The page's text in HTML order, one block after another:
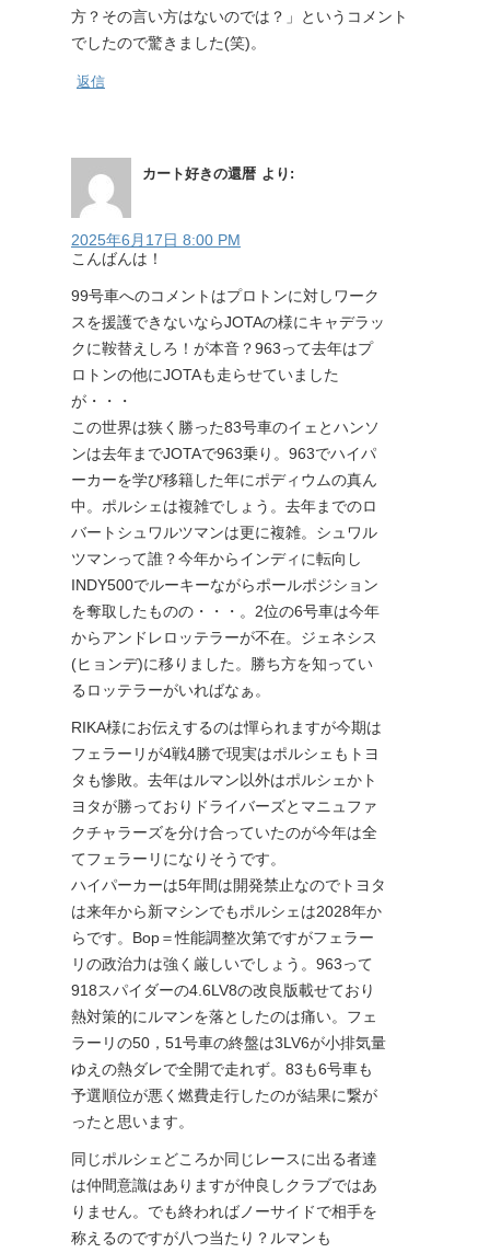
方？その言い方はないのでは？」というコメント
でしたので驚きました(笑)。
返信
カート好きの還暦 より:
2025年6月17日 8:00 PM
こんばんは！
99号車へのコメントはプロトンに対しワーク
スを援護できないならJOTAの様にキャデラッ
クに鞍替えしろ！が本音？963って去年はプ
ロトンの他にJOTAも走らせていました
が・・・
この世界は狭く勝った83号車のイェとハンソ
ンは去年までJOTAで963乗り。963でハイパ
ーカーを学び移籍した年にポディウムの真ん
中。ポルシェは複雑でしょう。去年までのロ
バートシュワルツマンは更に複雑。シュワル
ツマンって誰？今年からインディに転向し
INDY500でルーキーながらポールポジション
を奪取したものの・・・。2位の6号車は今年
からアンドレロッテラーが不在。ジェネシス
(ヒョンデ)に移りました。勝ち方を知ってい
るロッテラーがいればなぁ。
RIKA様にお伝えするのは憚られますが今期は
フェラーリが4戦4勝で現実はポルシェもトヨ
タも惨敗。去年はルマン以外はポルシェかト
ヨタが勝っておりドライバーズとマニュファ
クチャラーズを分け合っていたのが今年は全
てフェラーリになりそうです。
ハイパーカーは5年間は開発禁止なのでトヨタ
は来年から新マシンでもポルシェは2028年か
らです。Bop＝性能調整次第ですがフェラー
リの政治力は強く厳しいでしょう。963って
918スパイダーの4.6LV8の改良版載せており
熱対策的にルマンを落としたのは痛い。フェ
ラーリの50，51号車の終盤は3LV6が小排気量
ゆえの熱ダレで全開で走れず。83も6号車も
予選順位が悪く燃費走行したのが結果に繋が
ったと思います。
同じポルシェどころか同じレースに出る者達
は仲間意識はありますが仲良しクラブではあ
りません。でも終わればノーサイドで相手を
称えるのですが八つ当たり？ルマンも